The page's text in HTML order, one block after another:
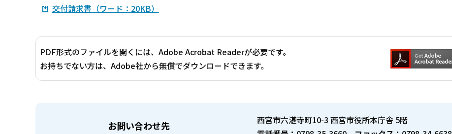
交付請求書（ワード：20KB）
PDF形式のファイルを開くには、Adobe Acrobat Readerが必要です。
お持ちでない方は、Adobe社から無償でダウンロードできます。
お問い合わせ先
西宮市六湛寺町10-3 西宮市役所本庁舎 5階